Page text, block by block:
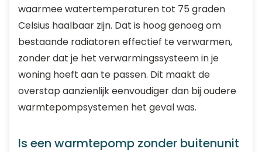
waarmee watertemperaturen tot 75 graden
Celsius haalbaar zijn. Dat is hoog genoeg om
bestaande radiatoren effectief te verwarmen,
zonder dat je het verwarmingssysteem in je
woning hoeft aan te passen. Dit maakt de
overstap aanzienlijk eenvoudiger dan bij oudere
warmtepompsystemen het geval was.
Is een warmtepomp zonder buitenunit